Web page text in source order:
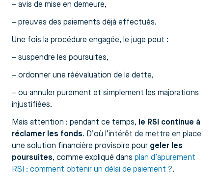
– avis de mise en demeure,
– preuves des paiements déjà effectués.
Une fois la procédure engagée, le juge peut :
– suspendre les poursuites,
– ordonner une réévaluation de la dette,
– ou annuler purement et simplement les majorations
injustifiées.
Mais attention : pendant ce temps,
le RSI continue à
réclamer les fonds. D’où l’intérêt de mettre en place
une solution financière provisoire pour geler les
poursuites, comme expliqué dans plan d’apurement
RSI : comment obtenir un délai de paiement ?.